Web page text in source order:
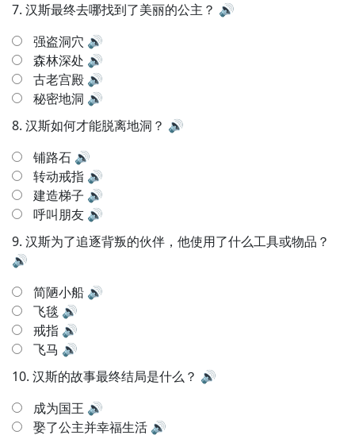
7. 汉斯最终去哪找到了美丽的公主？ 🔊
强盗洞穴 🔊
森林深处 🔊
古老宫殿 🔊
秘密地洞 🔊
8. 汉斯如何才能脱离地洞？ 🔊
铺路石 🔊
转动戒指 🔊
建造梯子 🔊
呼叫朋友 🔊
9. 汉斯为了追逐背叛的伙伴，他使用了什么工具或物品？
🔊
简陋小船 🔊
飞毯 🔊
戒指 🔊
飞马 🔊
10. 汉斯的故事最终结局是什么？ 🔊
成为国王 🔊
娶了公主并幸福生活 🔊